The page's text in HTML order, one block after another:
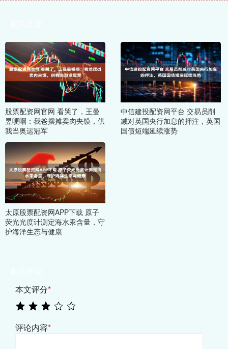
股票配资网官网 看哭了，王曼
昱哽咽：我爸摆摊卖肉夹馍，供
我当奥运冠军
中信建投配资网平台 交易员削
减对英国央行加息的押注，英国
国债短端延续涨势
太原股票配资网APP下载 原子
荧光光度计测定海水汞含量，守
护海洋生态与健康
本文评分*
评论内容*